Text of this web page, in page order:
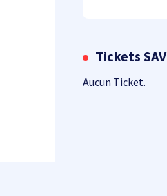
Tickets SAV
Aucun Ticket.